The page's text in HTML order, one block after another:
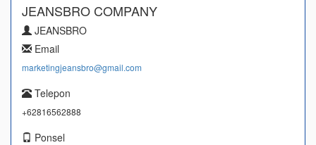
JEANSBRO COMPANY
JEANSBRO
Email
marketingjeansbro@gmail.com
Telepon
+62816562888
Ponsel